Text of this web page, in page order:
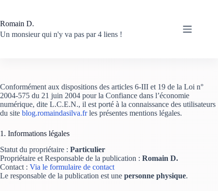
contenu
Romain D.
Un monsieur qui n'y va pas par 4 liens !
Conformément aux dispositions des articles 6-III et 19 de la Loi n°
2004-575 du 21 juin 2004 pour la Confiance dans l’économie
numérique, dite L.C.E.N., il est porté à la connaissance des utilisateurs
du site blog.romaindasilva.frles présentes mentions légales.
1. Informations légales
Statut du propriétaire : Particulier
Propriétaire et Responsable de la publication : Romain D.
Contact : Via le formulaire de contact
Le responsable de la publication est une personne physique.